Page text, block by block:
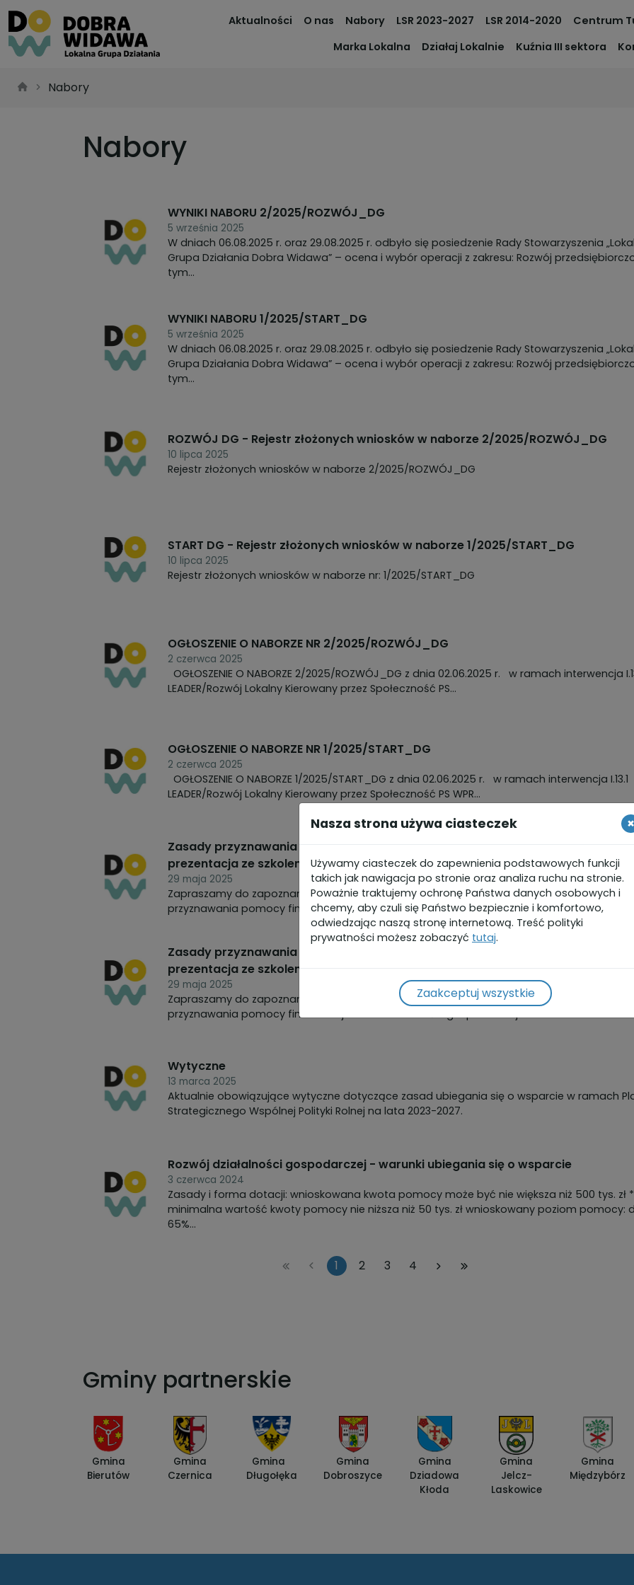
Aktualności O nas Nabory LSR 2023-2027 LSR 2014-2020
Centrum
Marka Lokalna
Działaj Lokalnie Kuźnia III sektora
Nabory
Nasza strona używa ciasteczek ×
Używamy ciasteczek do zapewnienia podstawowych funkcji
takich jak nawigacja po stronie oraz analiza ruchu na stronie.
Poważnie traktujemy ochronę Państwa danych osobowych i
chcemy, aby czuli się Państwo bezpiecznie i komfortowo,
odwiedzając naszą stronę internetową. Treść polityki
prywatności możesz zobaczyć tutaj.
Zaakceptuj wszystkie
Nabory
WYNIKI NABORU 2/2025/ROZWÓJ_DG
5 września 2025
W dniach 06.08.2025 r. oraz 29.08.2025 r. odbyło się posiedzenie Rady Stowarzyszenia
Grupa Działania Dobra Widawa” – ocena i wybór operacji z zakresu: Rozwój
tym...
WYNIKI NABORU 1/2025/START_DG
5 września 2025
W dniach 06.08.2025 r. oraz 29.08.2025 r. odbyło się posiedzenie Rady Stowarzyszenia
Grupa Działania Dobra Widawa” – ocena i wybór operacji z zakresu: Rozwój
tym...
ROZWÓJ DG - Rejestr złożonych wniosków w naborze 2/2025/ROZWÓJ_DG
10 lipca 2025
Rejestr złożonych wniosków w naborze 2/2025/ROZWÓJ_DG
START DG - Rejestr złożonych wniosków w naborze 1/2025/START_DG
10 lipca 2025
OGŁOSZENIE O NABORZE NR 2/2025/ROZWÓJ_DG
2 czerwca 2025
LEADER/Rozwój Lokalny Kierowany przez Społeczność PS...
OGŁOSZENIE O NABORZE NR 1/2025/START_DG
2 czerwca 2025
LEADER/Rozwój Lokalny Kierowany przez Społeczność PS WPR...
Zasady przyznawania pomocy finansowej - Rozwój Działalności Gospodarczej -
prezentacja ze szkolenia
29 maja 2025
Zapraszamy do zapoznania się z materiałami ze szkolenia dla Wnioskodawców w
przyznawania pomocy finansowej - Start działalności gospodarczej.
Zasady przyznawania pomocy finansowej - Start Działalności Gospodarczej -
prezentacja ze szkolenia
29 maja 2025
Zapraszamy do zapoznania się z materiałami ze szkolenia dla Wnioskodawców w
przyznawania pomocy finansowej - Start działalności gospodarczej.
Wytyczne
13 marca 2025
Aktualnie obowiązujące wytyczne dotyczące zasad ubiegania się o wsparcie w ramach
Strategicznego Wspólnej Polityki Rolnej na lata 2023-2027.
Rozwój działalności gospodarczej - warunki ubiegania się o wsparcie
3 czerwca 2024
Zasady i forma dotacji: wnioskowana kwota pomocy może być nie większa niż 500 tys. zł *
minimalna wartość kwoty pomocy nie niższa niż 50 tys. zł wnioskowany poziom pomocy: do
65%...
1 2 3 4
Gminy partnerskie
Gmina
Bierutów
Gmina
Czernica
Gmina
Długołęka
Gmina
Dobroszyce
Gmina
Dziadowa
Kłoda
Gmina
Jelcz-
Laskowice
Gmina
Międzybórz